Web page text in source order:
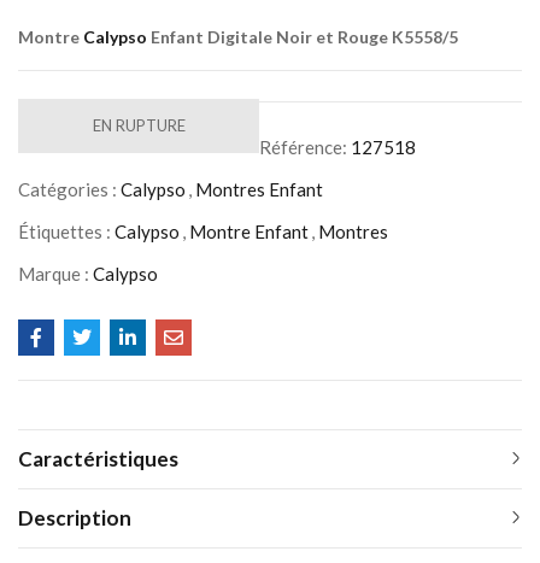
Montre Calypso Enfant Digitale Noir et Rouge K5558/5
EN RUPTURE
Référence: 127518
Catégories : Calypso , Montres Enfant
Étiquettes : Calypso , Montre Enfant, Montres
Marque : Calypso
Caractéristiques
Description